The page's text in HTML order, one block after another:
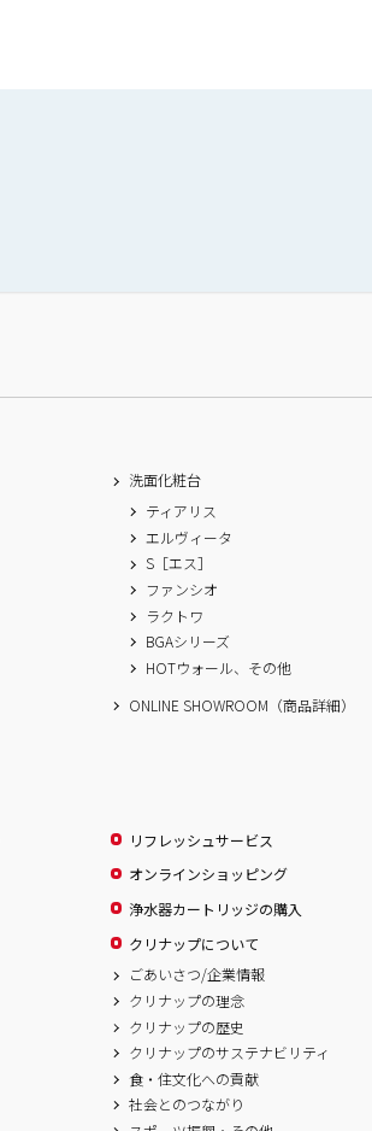
洗面化粧台
ティアリス
エルヴィータ
S［エス］
ファンシオ
ラクトワ
BGAシリーズ
HOTウォール、その他
ONLINE SHOWROOM（商品詳細）
リフレッシュサービス
オンラインショッピング
浄水器カートリッジの購入
クリナップについて
ごあいさつ/企業情報
クリナップの理念
クリナップの歴史
クリナップのサステナビリティ
食・住文化への貢献
社会とのつながり